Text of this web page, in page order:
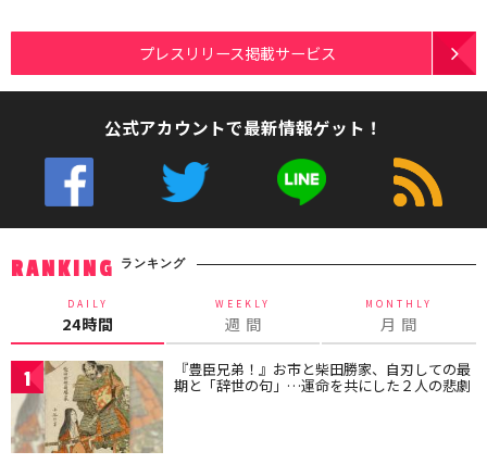
プレスリリース掲載サービス
公式アカウントで最新情報ゲット！
RANKING ランキング
DAILY
24時間
WEEKLY
週 間
MONTHLY
月 間
1 『豊臣兄弟！』お市と柴田勝家、自刃しての最
期と「辞世の句」…運命を共にした２人の悲劇